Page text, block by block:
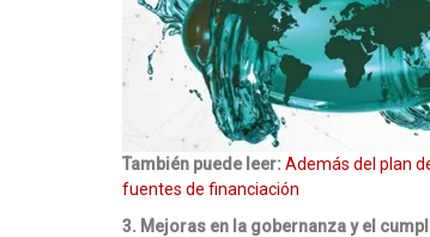
También puede leer: Además del plan
fuentes de financiación
3. Mejoras en la gobernanza y el